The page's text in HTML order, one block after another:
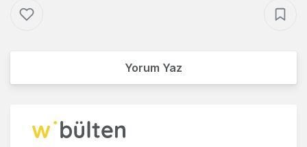
Yorum Yaz